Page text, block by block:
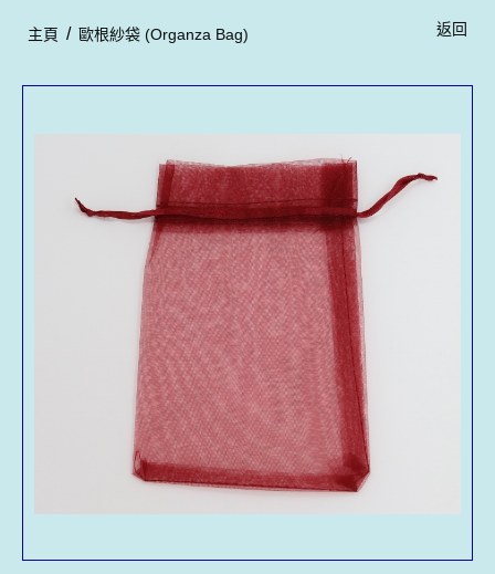
主頁 / 歐根紗袋 (Organza Bag) 返回